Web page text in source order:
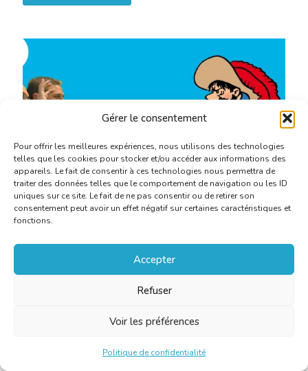
Gérer le consentement
Pour offrir les meilleures expériences, nous utilisons des technologies
telles que les cookies pour stocker et/ou accéder aux informations des
appareils. Le fait de consentir à ces technologies nous permettra de
traiter des données telles que le comportement de navigation ou les ID
uniques sur ce site. Le fait de ne pas consentir ou de retirer son
consentement peut avoir un effet négatif sur certaines caractéristiques et
fonctions.
Accepter
Refuser
Voir les préférences
Politique de confidentialité
Publié le23 août 2015 |Catégorie:Activités, Vie de la
La CBTI au pays d’Hergé
En savoir plus